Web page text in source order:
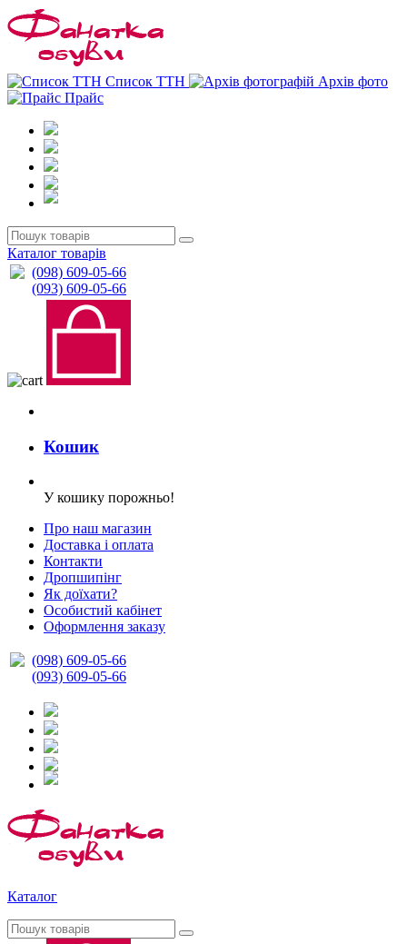
Список ТТН
Архів фото
Прайс
Каталог товарів
(098) 609-05-66
(093) 609-05-66
Кошик
У кошику порожньо!
Про наш магазин
Доставка і оплата
Контакти
Дропшипінг
Як доїхати?
Особистий кабінет
Оформлення заказу
(098) 609-05-66
(093) 609-05-66
Каталог